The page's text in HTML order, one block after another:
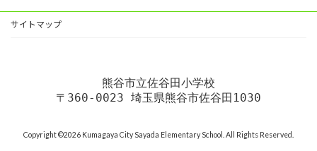
サイトマップ
熊谷市立佐谷田小学校
〒360-0023 埼玉県熊谷市佐谷田1030
Copyright ©2026 Kumagaya City Sayada Elementary School. All Rights Reserved.